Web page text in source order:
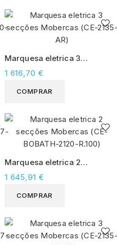
Marquesa eletrica 3
secções Mobercas (CE-
2135-AR)
1 616,70 €
COMPRAR
Marquesa eletrica 2
secções Mobercas (CE-
BOBATH-2120-R.100)
1 645,91 €
COMPRAR